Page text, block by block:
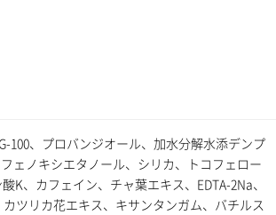
100、プロバンジオール、加水分解水添デンプ
ェノキシエタノール、シリカ、トコフェロー
、カフェイン、チャ葉エキス、EDTA-2Na、
ツリカ花エキス、キサンタンガム、バチルス